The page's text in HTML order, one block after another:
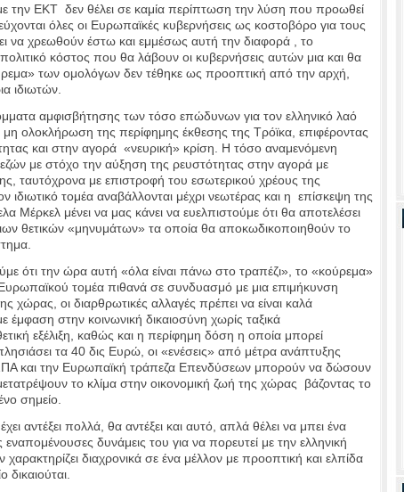
την ΕΚΤ δεν θέλει σε καμία περίπτωση την λύση που προωθεί
όλες οι Ευρωπαϊκές κυβερνήσεις ως κοστοβόρο για τους
να χρεωθούν έστω και εμμέσως αυτή την διαφορά , το
πολιτικό κόστος που θα λάβουν οι κυβερνήσεις αυτών μια και θα
των ομολόγων δεν τέθηκε ως προοπτική από την αρχή,
ιδιωτών.
αμφισβήτησης των τόσο επώδυνων για τον ελληνικό λαό
μη ολοκλήρωση της περίφημης έκθεσης της Τρόϊκα, επιφέροντας
και στην αγορά «νευρική» κρίση. Η τόσο αναμενόμενη
με στόχο την αύξηση της ρευστότητας στην αγορά με
ταυτόχρονα με επιστροφή του εσωτερικού χρέους της
ιδιωτικό τομέα αναβάλλονται μέχρι νεωτέρας και η επίσκεψη της
Μέρκελ μένει να μας κάνει να ευελπιστούμε ότι θα αποτελέσει
θετικών «μηνυμάτων» τα οποία θα αποκωδικοποιηθούν το
ότι την ώρα αυτή «όλα είναι πάνω στο τραπέζι», το «κούρεμα»
τομέα πιθανά σε συνδυασμό με μια επιμήκυνση
χώρας, οι διαρθρωτικές αλλαγές πρέπει να είναι καλά
έμφαση στην κοινωνική δικαιοσύνη χωρίς ταξικά
εξέλιξη, καθώς και η περίφημη δόση η οποία μπορεί
τα 40 δις Ευρώ, οι «ενέσεις» από μέτρα ανάπτυξης
και την Ευρωπαϊκή τράπεζα Επενδύσεων μπορούν να δώσουν
το κλίμα στην οικονομική ζωή της χώρας βάζοντας το
σημείο.
αντέξει πολλά, θα αντέξει και αυτό, απλά θέλει να μπει ένα
εναπομένουσες δυνάμεις του για να πορευτεί με την ελληνική
διαχρονικά σε ένα μέλλον με προοπτική και ελπίδα
δικαιούται.